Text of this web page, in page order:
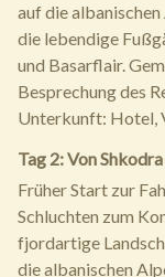
auf die
die lebendige
und Basarflair.
Besprechung des
Unterkunft: Hotel,
Tag 2: Von
Früher Start zur
Schluchten zum
fjordartige
die albanischen